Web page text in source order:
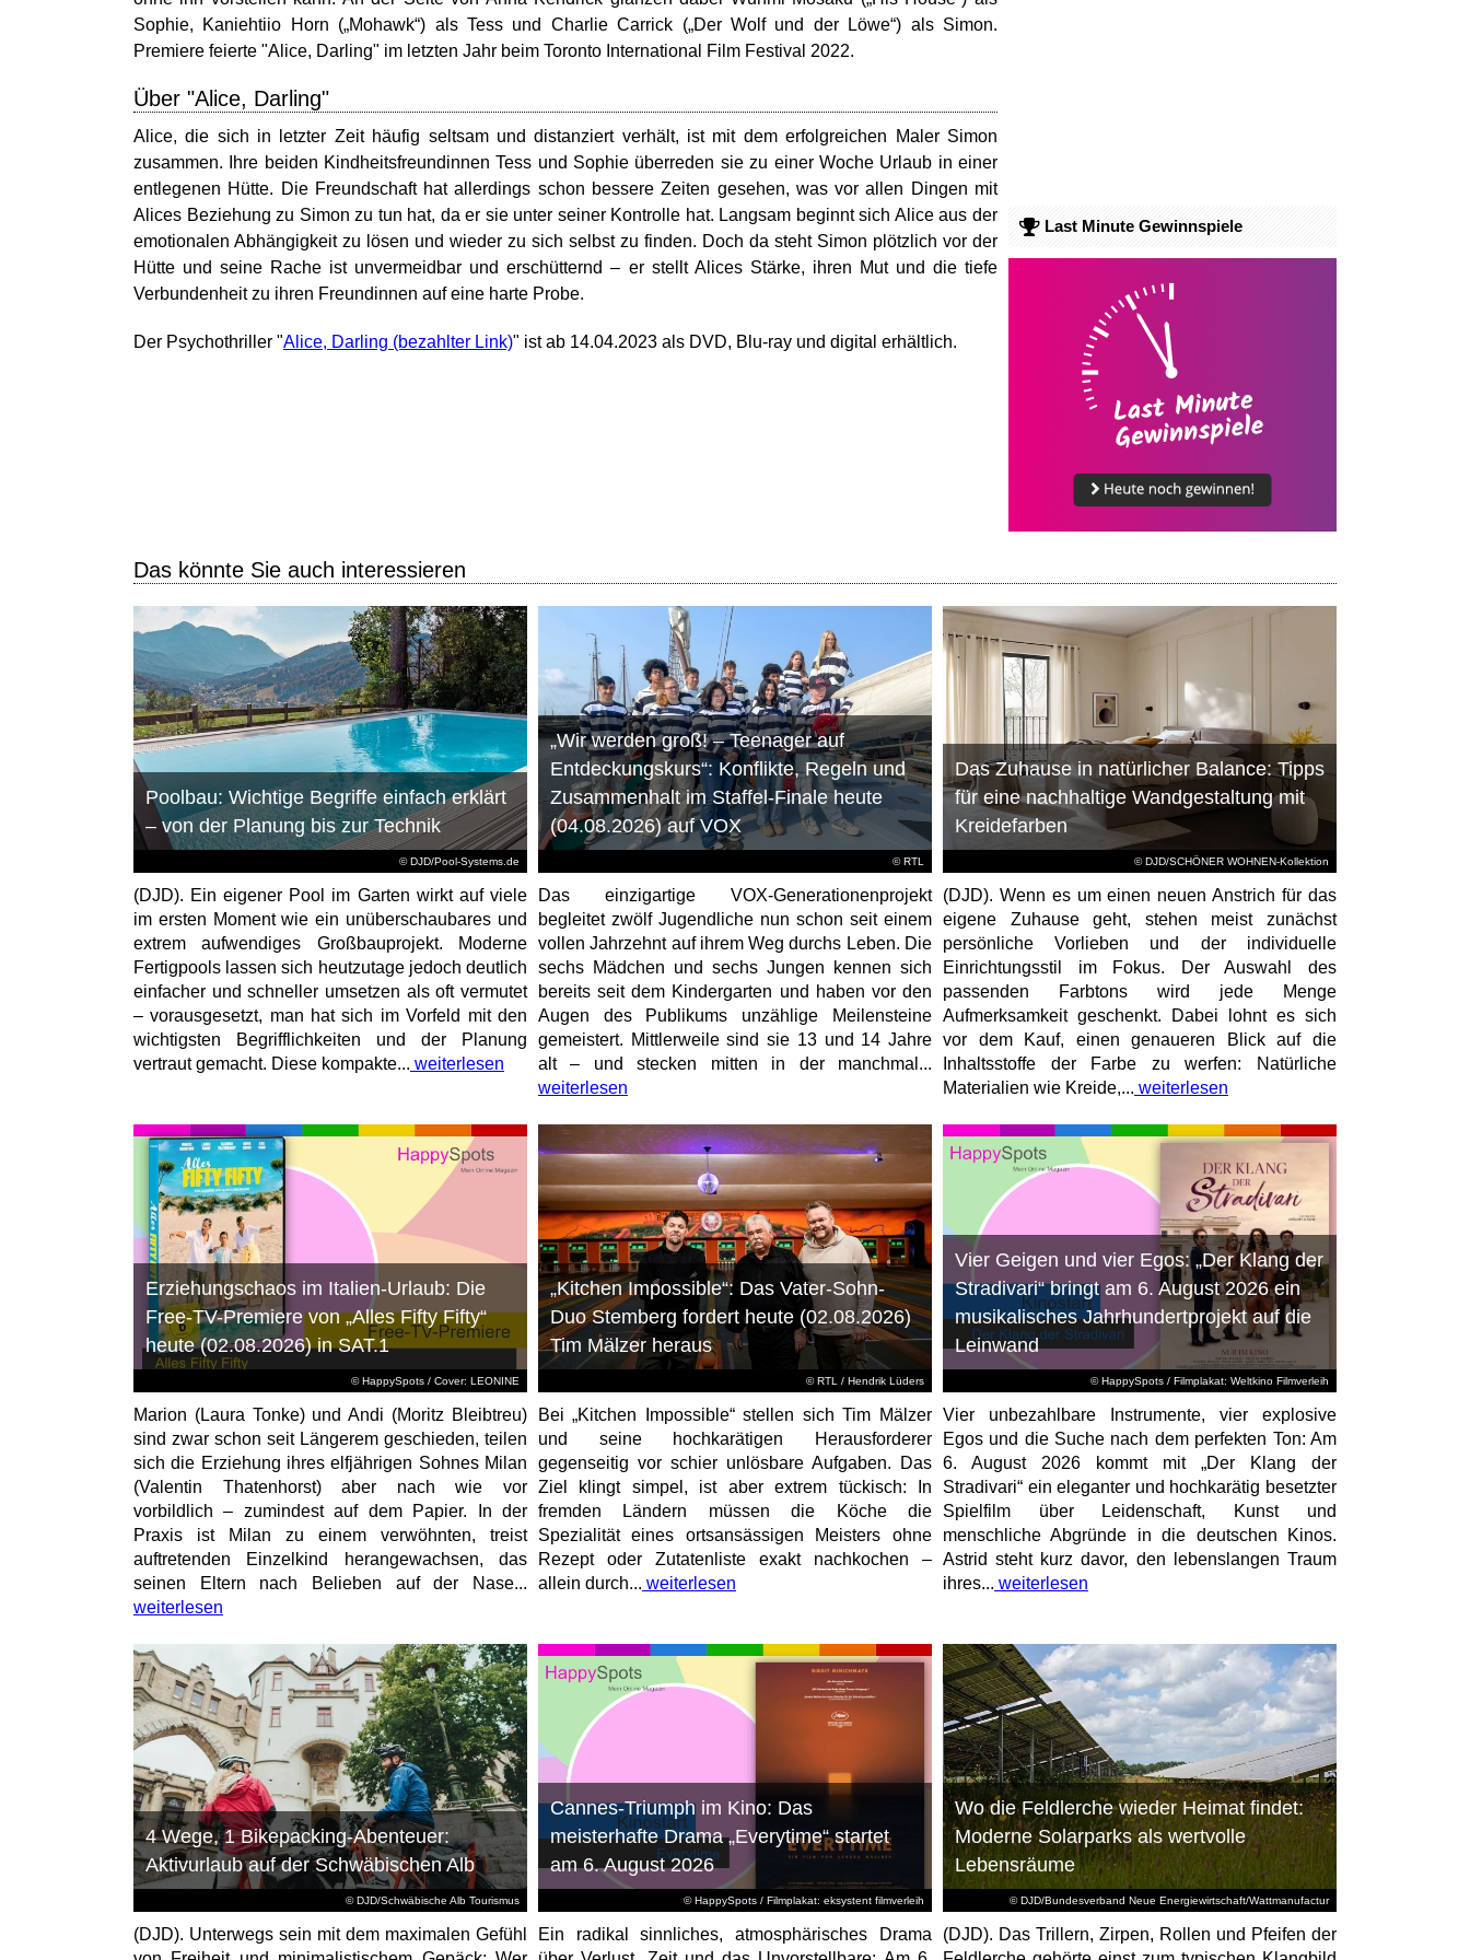
Sophie, Kaniehtiio Horn („Mohawk“) als Tess und Charlie Carrick („Der Wolf und der Löwe“) als Simon.
Premiere feierte "Alice, Darling" im letzten Jahr beim Toronto International Film Festival 2022.
Über "Alice, Darling"
Alice, die sich in letzter Zeit häufig seltsam und distanziert verhält, ist mit dem erfolgreichen Maler Simon
zusammen. Ihre beiden Kindheitsfreundinnen Tess und Sophie überreden sie zu einer Woche Urlaub in einer
entlegenen Hütte. Die Freundschaft hat allerdings schon bessere Zeiten gesehen, was vor allen Dingen mit
Alices Beziehung zu Simon zu tun hat, da er sie unter seiner Kontrolle hat. Langsam beginnt sich Alice aus der
emotionalen Abhängigkeit zu lösen und wieder zu sich selbst zu finden. Doch da steht Simon plötzlich vor der
Hütte und seine Rache ist unvermeidbar und erschütternd – er stellt Alices Stärke, ihren Mut und die tiefe
Verbundenheit zu ihren Freundinnen auf eine harte Probe.
Der Psychothriller "Alice, Darling " ist ab 14.04.2023 als DVD, Blu-ray und digital erhältlich.
Last Minute Gewinnspiele
Das könnte Sie auch interessieren
© DJD/Pool-Systems.de
Poolbau: Wichtige Begriffe einfach erklärt
– von der Planung bis zur Technik
(DJD). Ein eigener Pool im Garten wirkt auf viele
im ersten Moment wie ein unüberschaubares und
extrem aufwendiges Großbauprojekt. Moderne
Fertigpools lassen sich heutzutage jedoch deutlich
einfacher und schneller umsetzen als oft vermutet
– vorausgesetzt, man hat sich im Vorfeld mit den
wichtigsten Begrifflichkeiten und der Planung
vertraut gemacht. Diese kompakte... weiterlesen
© RTL
„Wir werden groß! – Teenager auf
Entdeckungskurs“: Konflikte, Regeln und
Zusammenhalt im Staffel-Finale heute
(04.08.2026) auf VOX
Das einzigartige VOX-Generationenprojekt
begleitet zwölf Jugendliche nun schon seit einem
vollen Jahrzehnt auf ihrem Weg durchs Leben. Die
sechs Mädchen und sechs Jungen kennen sich
bereits seit dem Kindergarten und haben vor den
Augen des Publikums unzählige Meilensteine
gemeistert. Mittlerweile sind sie 13 und 14 Jahre
alt – und stecken mitten in der manchmal...
weiterlesen
© DJD/SCHÖNER WOHNEN-Kollektion
Das Zuhause in natürlicher Balance: Tipps
für eine nachhaltige Wandgestaltung mit
Kreidefarben
(DJD). Wenn es um einen neuen Anstrich für das
eigene Zuhause geht, stehen meist zunächst
persönliche Vorlieben und der individuelle
Einrichtungsstil im Fokus. Der Auswahl des
passenden Farbtons wird jede Menge
Aufmerksamkeit geschenkt. Dabei lohnt es sich
vor dem Kauf, einen genaueren Blick auf die
Inhaltsstoffe der Farbe zu werfen: Natürliche
Materialien wie Kreide,... weiterlesen
© HappySpots / Cover: LEONINE
Erziehungschaos im Italien-Urlaub: Die
Free-TV-Premiere von „Alles Fifty Fifty“
heute (02.08.2026) in SAT.1
Marion (Laura Tonke) und Andi (Moritz Bleibtreu)
sind zwar schon seit Längerem geschieden, teilen
sich die Erziehung ihres elfjährigen Sohnes Milan
(Valentin Thatenhorst) aber nach wie vor
vorbildlich – zumindest auf dem Papier. In der
Praxis ist Milan zu einem verwöhnten, treist
auftretenden Einzelkind herangewachsen, das
seinen Eltern nach Belieben auf der Nase...
weiterlesen
© RTL/ Hendrik Lüders
„Kitchen Impossible“: Das Vater-Sohn-
Duo Stemberg fordert heute (02.08.2026)
Tim Mälzer heraus
Bei „Kitchen Impossible“ stellen sich Tim Mälzer
und seine hochkarätigen Herausforderer
gegenseitig vor schier unlösbare Aufgaben. Das
Ziel klingt simpel, ist aber extrem tückisch: In
fremden Ländern müssen die Köche die
Spezialität eines ortsansässigen Meisters ohne
Rezept oder Zutatenliste exakt nachkochen –
allein durch... weiterlesen
© HappySpots / Filmplakat: Weltkino Filmverleih
Vier Geigen und vier Egos: „Der Klang der
Stradivari“ bringt am 6. August 2026 ein
musikalisches Jahrhundertprojekt auf die
Leinwand
Vier unbezahlbare Instrumente, vier explosive
Egos und die Suche nach dem perfekten Ton: Am
6. August 2026 kommt mit „Der Klang der
Stradivari“ ein eleganter und hochkarätig besetzter
Spielfilm über Leidenschaft, Kunst und
menschliche Abgründe in die deutschen Kinos.
Astrid steht kurz davor, den lebenslangen Traum
ihres... weiterlesen
© DJD/Schwäbische Alb Tourismus
4 Wege, 1 Bikepacking-Abenteuer:
Aktivurlaub auf der Schwäbischen Alb
(DJD). Unterwegs sein mit dem maximalen Gefühl
© HappySpots / Filmplakat: eksystent filmverleih
Cannes-Triumph im Kino: Das
meisterhafte Drama „Everytime“ startet
am 6. August 2026
Ein radikal sinnliches, atmosphärisches Drama
© DJD/Bundesverband Neue Energiewirtschaft/Wattmanufactur
Wo die Feldlerche wieder Heimat findet:
Moderne Solarparks als wertvolle
Lebensräume
(DJD). Das Trillern, Zirpen, Rollen und Pfeifen der